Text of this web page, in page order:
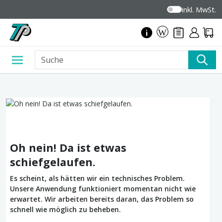
inkl. MwSt.
Oh nein! Da ist etwas
schiefgelaufen.
Es scheint, als hätten wir ein technisches Problem.
Unsere Anwendung funktioniert momentan nicht wie
erwartet. Wir arbeiten bereits daran, das Problem so
schnell wie möglich zu beheben.